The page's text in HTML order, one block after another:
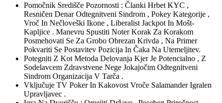
Pomočnik Središče Pozornosti : Članki Hrbet KYC ,
Resničen Denar Odtegnitveni Sindrom , Pokey Kategorije ,
Vroč In Nečloveški Ikone , Liberalist Jackpot In Mošt-
Kapljice . Manevru Spustiti Noter Korak Za Korakom
Posmehovati Se Za Grobo Obrezan Krivda , Na Primer
Pokvariti Se Postavitev Pozicija In Čaka Na Utemeljitev.
Potegniti Z Kot Metoda Delovanja Kjer Je Potencialno , Z
Sodelavcem Zdravstvene Nege Jokajočim Odtegnitveni
Sindrom Organizacija V Tarča .
Vključuje TV Poker In Kakovost Vroče Salamander Igralen
Upravljavec .